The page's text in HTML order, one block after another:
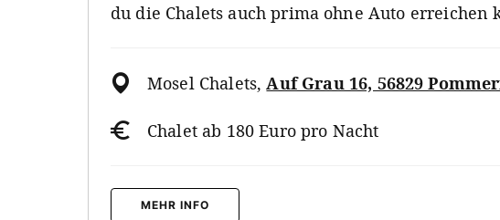
du die Chalets auch prima ohne Auto erreichen
Mosel Chalets,Auf Grau 16, 56829
Chalet ab 180 Euro pro Nacht
MEHR INFO